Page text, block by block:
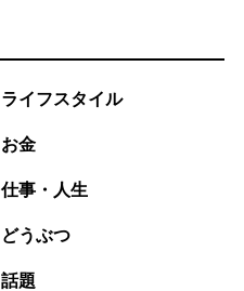
ライフスタイル
お金
仕事・人生
どうぶつ
話題